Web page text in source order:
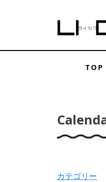
TOP
カテゴリー